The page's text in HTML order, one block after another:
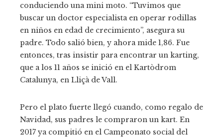
conduciendo una mini moto. “Tuvimos que
buscar un doctor especialista en operar rodillas
en niños en edad de crecimiento”, asegura su
padre. Todo salió bien, y ahora mide 1,86. Fue
entonces, tras insistir para encontrar un karting,
que a los 11 años se inició en el Kartòdrom
Catalunya, en Lliçà de Vall.
Pero el plato fuerte llegó cuando, como regalo de
Navidad, sus padres le compraron un kart. En
2017 ya compitió en el Campeonato social del